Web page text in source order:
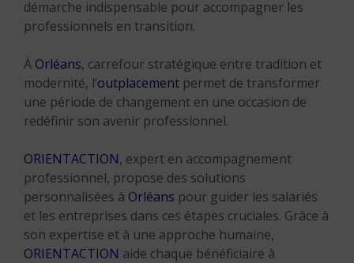
démarche indispensable pour accompagner les
professionnels en transition.
À Orléans, carrefour stratégique entre tradition et
modernité, l’outplacement permet de transformer
une période de changement en une occasion de
redéfinir son avenir professionnel.
ORIENTACTION, expert en accompagnement
professionnel, propose des solutions
personnalisées à Orléans pour guider les salariés
et les entreprises dans ces étapes cruciales. Grâce à
son expertise et à une approche humaine,
ORIENTACTION aide chaque bénéficiaire à